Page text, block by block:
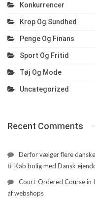
Konkurrencer
Krop Og Sundhed
Penge Og Finans
Sport Og Fritid
Tøj Og Mode
Uncategorized
Recent Comments
Derfor vælger flere
til Køb bolig med Dansk
Court-Ordered Course in
af webshops